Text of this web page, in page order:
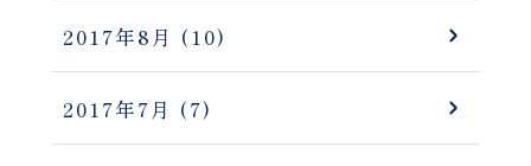
2017年8月 (10)
2017年7月 (7)